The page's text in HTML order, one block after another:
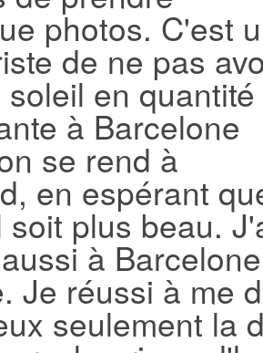
photos. C'est
de ne pas
en quantité
à Barcelone
se rend à
en espérant
soit plus beau.
à
Je réussi à me
seulement la